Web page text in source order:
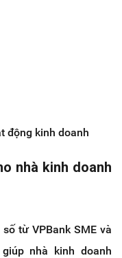
động kinh doanh
nhà kinh doanh
từ VPBank SME và
nhà kinh doanh